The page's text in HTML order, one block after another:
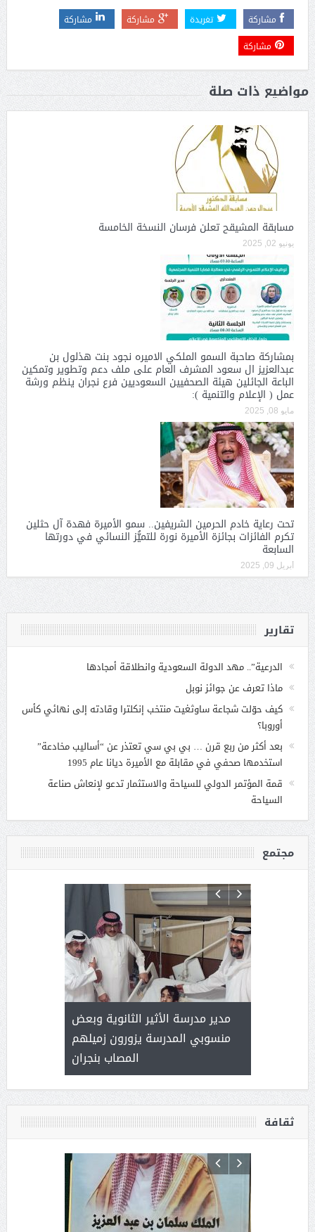
مشاركة تغريدة مشاركة
مشاركة
مشاركة
مواضيع ذات صلة
مسابقة المشيقح تعلن فرسان النسخة الخامسة
يونيو 02, 2025
بمشاركة صاحبة السمو الملكي الاميره نجود بنت هذلول بن
عبدالعزيز ال سعود المشرف العام على ملف دعم وتطوير وتمكين
الباعة الجائلين هيئة الصحفيين السعوديين فرع نجران ينظم ورشة
عمل ( الإعلام والتنمية ):
مايو 08, 2025
تحت رعاية خادم الحرمين الشريفين.. سمو الأميرة فهدة آل حثلين
تكرم الفائزات بجائزة الأميرة نورة للتميُّز النسائي في دورتها
السابعة
أبريل 09, 2025
تقارير
الدرعية”.. مهد الدولة السعودية وانطلاقة أمجادها
ماذا تعرف عن جوائز نوبل
كيف حوّلت شجاعة ساوثغيت منتخب إنكلترا وقادته إلى نهائي كأس
أوروبا؟
بعد أكثر من ربع قرن … بي بي سي تعتذر عن “أساليب مخادعة”
استخدمها صحفي في مقابلة مع الأميرة ديانا عام 1995
قمة المؤتمر الدولي للسياحة والاستثمار تدعو لإنعاش صناعة
السياحة
مجتمع
( محمد
مدير مدرسة الأثير الثانوية وبعض
منسوبي المدرسة يزورون زميلهم
المصاب بنجران
ثقافة